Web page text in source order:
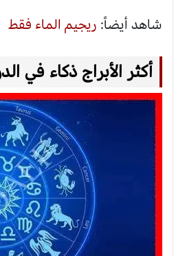
شاهد أيضاً: ريجيم الماء فقط
أكثر الأبراج ذكاء في